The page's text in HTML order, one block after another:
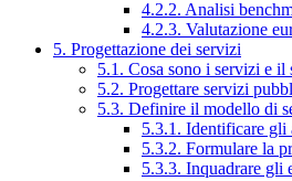
4.2.2. Analisi
4.2.3. Valutazione
5. Progettazione dei servizi
5.1. Cosa sono i servizi e il
5.2. Progettare servizi
5.3. Definire il modello di
5.3.1. Identificare
5.3.2. Formulare la
5.3.3. Inquadrare gli